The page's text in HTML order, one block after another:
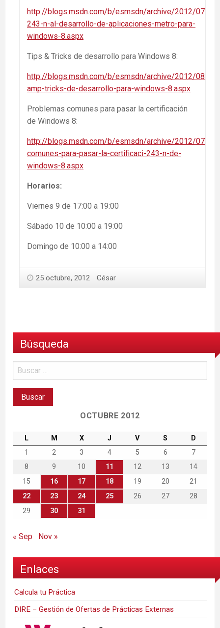
http://blogs.msdn.com/b/esmsdn/archive/2012/07/
243-n-al-desarrollo-de-aplicaciones-metro-para-
windows-8.aspx
Tips & Tricks de desarrollo para Windows 8:
http://blogs.msdn.com/b/esmsdn/archive/2012/08/
amp-tricks-de-desarrollo-para-windows-8.aspx
Problemas comunes para pasar la certificación
de Windows 8:
http://blogs.msdn.com/b/esmsdn/archive/2012/07/
comunes-para-pasar-la-certificaci-243-n-de-
windows-8.aspx
Horarios:
Viernes 9 de 17:00 a 19:00
Sábado 10 de 10:00 a 19:00
Domingo de 10:00 a 14:00
25 octubre, 2012 César
Búsqueda
OCTUBRE 2012
L M X J V S
D
1
2 3 4 5 6
7
8
9 10 11 12 13
14
15
16 17 18 19 20
21
22
23 24 25 26 27
28
29
30 31
« Sep Nov »
Enlaces
Calcula tu Práctica
DIRE – Gestión de Ofertas de Prácticas Externas